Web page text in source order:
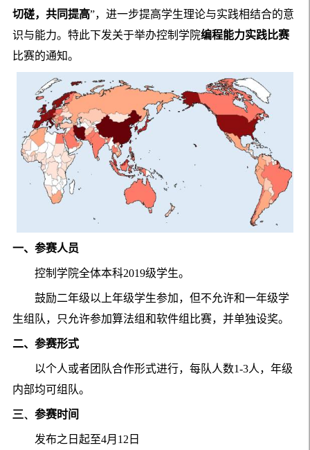
切磋，共同提高”， 进一步提高学生理论与实践相结合的意
识与能力。特此下发关于举办控制学院编程能力实践比赛
比赛的通知。
一、参赛人员
控制学院全体本科2019级学生。
鼓励二年级以上年级学生参加，但不允许和一年级学
生组队，只允许参加算法组和软件组比赛，并单独设奖。
二、参赛形式
以个人或者团队合作形式进行，每队人数1-3人，年级
内部均可组队。
三、 参赛时间
发布之日起至4月 12 日